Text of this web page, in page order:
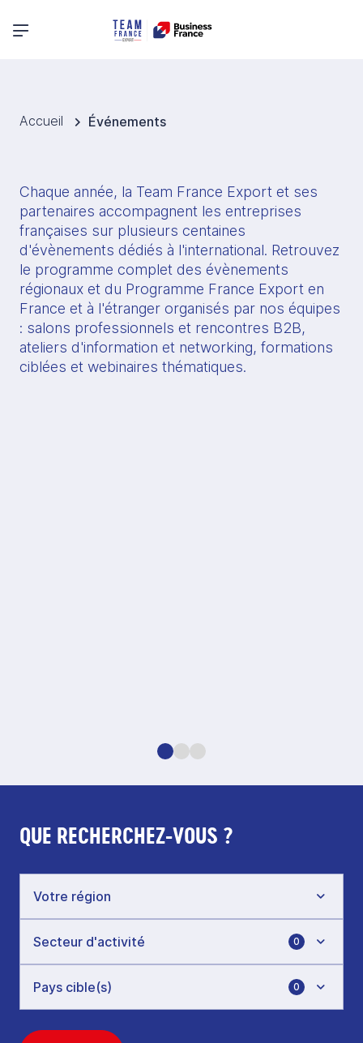
Menu principal
Accueil Événements
Chaque année, la Team France Export et ses
partenaires accompagnent les entreprises
françaises sur plusieurs centaines
d'évènements dédiés à l'international. Retrouvez
le programme complet des évènements
régionaux et du Programme France Export en
France et à l'étranger organisés par nos équipes
: salons professionnels et rencontres B2B,
ateliers d'information et networking, formations
ciblées et webinaires thématiques.
QUE RECHERCHEZ-VOUS ?
0
0